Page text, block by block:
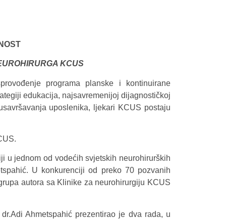
KCUS
programa planske i kontinuirane
edukacija, najsavremenijoj dijagnostičkoj
uposlenika, ljekari KCUS postaju
u jednom od vodećih svjetskih neurohirurških
U konkurenciji od preko 70 pozvanih
autora sa Klinike za neurohirurgiju KCUS
Ahmetspahić prezentirao je dva rada, u